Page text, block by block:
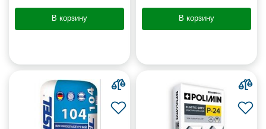
В корзину В корзину